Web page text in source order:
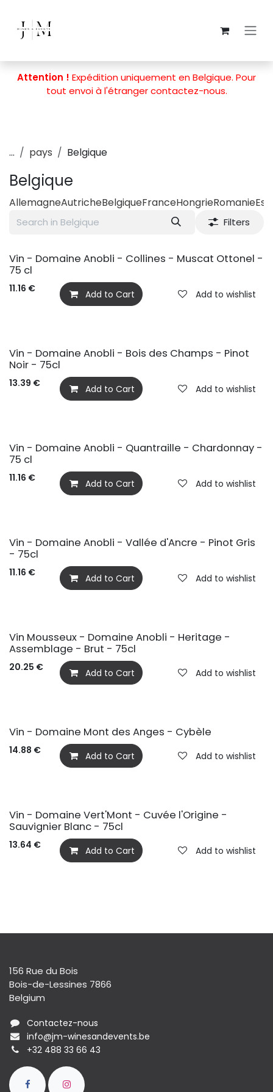
Attention ! Expédition uniquement en Belgique. Pour
tout envoi à l'étrangercontactez-nous.
... pays Belgique
Belgique
AllemagneAutricheBelgiqueFranceHongrieRomanie
Filters
Vin - Domaine Anobli - Collines - Muscat Ottonel -
75 cl
11.16 € Add to Cart Add to wishlist
Vin - Domaine Anobli - Bois des Champs - Pinot
Noir - 75cl
13.39 € Add to Cart Add to wishlist
Vin - Domaine Anobli - Quantraille - Chardonnay -
75 cl
11.16 € Add to Cart Add to wishlist
Vin - Domaine Anobli - Vallée d'Ancre - Pinot Gris
- 75cl
11.16 € Add to Cart Add to wishlist
Vin Mousseux - Domaine Anobli - Heritage -
Assemblage - Brut - 75cl
20.25 € Add to Cart Add to wishlist
Vin - Domaine Mont des Anges - Cybèle
14.88 € Add to Cart Add to wishlist
Vin - Domaine Vert'Mont - Cuvée l'Origine -
Sauvignier Blanc - 75cl
13.64 € Add to Cart Add to wishlist
156 Rue du Bois
Bois-de-Lessines 7866
Belgium
Contactez-nous
info@jm-winesandevents.be
+32 488 33 66 43